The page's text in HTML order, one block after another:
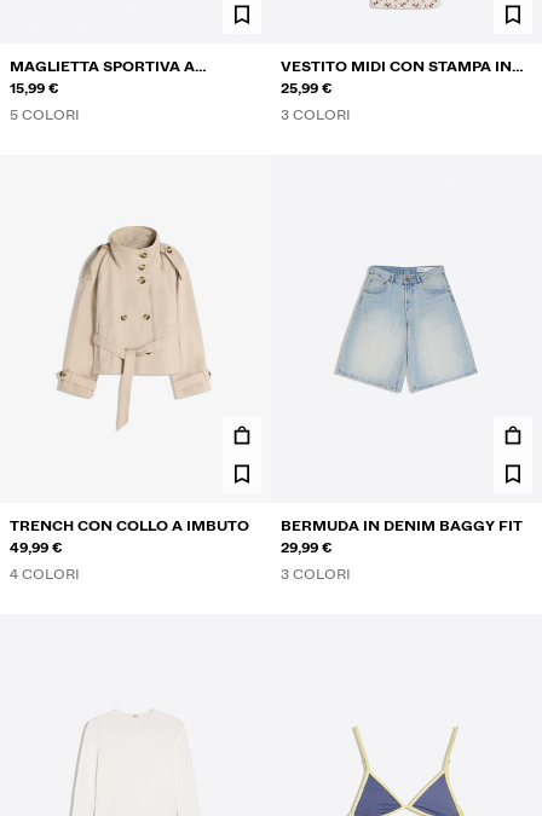
MAGLIETTA SPORTIVA A
MANICHE CORTE CON STAMPA
15,99 €
5 COLORI
VESTITO MIDI CON STAMPA IN
PIZZO
25,99 €
3 COLORI
TRENCH CON COLLO A IMBUTO
49,99 €
4 COLORI
BERMUDA IN DENIM BAGGY FIT
29,99 €
3 COLORI